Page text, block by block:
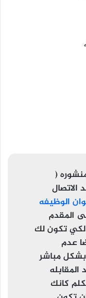
(
الاتصال
الوظيفه
المقدم
لكي تكون لك
عدم
بشكل مباشر
كانك